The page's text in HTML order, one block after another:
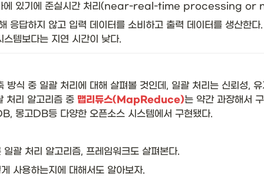
가에 있기에 준실시간 처리(near-real-time processing
응답하지 않고 입력 데이터를 소비하고 출력 데이터를 생산한
템보다는 지연 시간이 낮다.
방식 중 일괄 처리에 대해 살펴볼 것인데, 일괄 처리는 신뢰성,
처리 알고리즘 중 맵리듀스(MapReduce)는 약간 과장해서
몽고DB등 다양한 오픈소스 시스템에서 구현됐다.
괄 처리 알고리즘, 프레임워크도 살펴본다.
사용하는지에 대해서도 알아보자.